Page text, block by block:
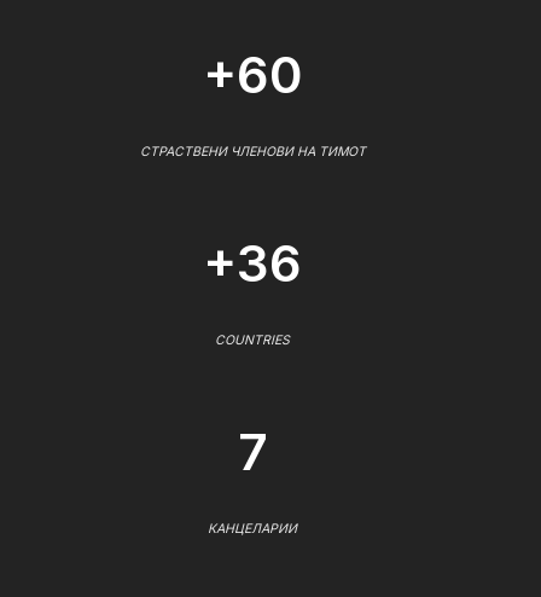
+60
СТРАСТВЕНИ ЧЛЕНОВИ НА ТИМОТ
+36
COUNTRIES
7
КАНЦЕЛАРИИ